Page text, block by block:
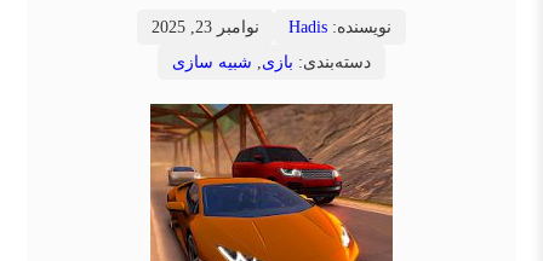
نویسنده: Hadis
نوامبر 23, 2025
دسته‌بندی: بازی, شبیه سازی